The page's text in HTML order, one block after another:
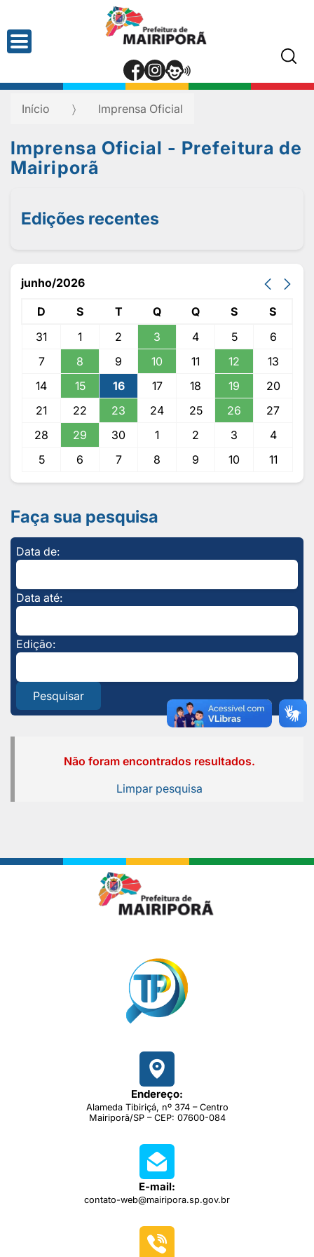
Início Imprensa Oficial
Imprensa Oficial - Prefeitura de
Mairiporã
Edições recentes
junho/2026
D S T Q Q S
S
31
1 2 3 4 5
6
7
8 9 10 11 12
13
14
15 16 17 18 19
20
21
22 23 24 25 26
27
28
29 30 1 2 3
4
5
6 7 8 9 10 11
Faça sua pesquisa
Data de:
Data até:
Edição:
Pesquisar
Não foram encontrados resultados.
Limpar pesquisa
Endereço:
Alameda Tibiriçá, nº 374 – Centro
Mairiporã/SP – CEP: 07600-084
E-mail:
contato-web@mairipora.sp.gov.br